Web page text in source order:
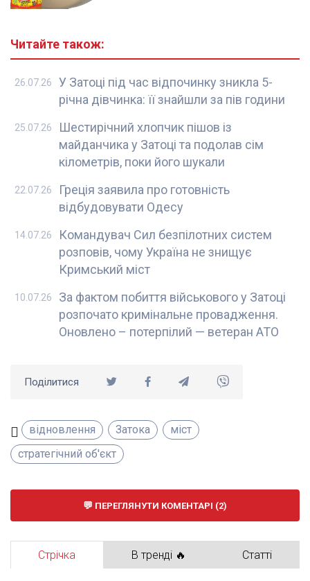
Читайте також:
У Затоці під час відпочинку зникла 5-
річна дівчинка: її знайшли за пів години
26.07.26
Шестирічний хлопчик пішов із
майданчика у Затоці та подолав сім
кілометрів, поки його шукали
25.07.26
Греція заявила про готовність
відбудовувати Одесу
22.07.26
Командувач Сил безпілотних систем
розповів, чому Україна не знищує
Кримський міст
14.07.26
За фактом побиття військового у Затоці
розпочато кримінальне провадження.
Оновлено – потерпілий — ветеран АТО
10.07.26
Поділитися
відновлення Затока
міст
стратегічний об'єкт
ПЕРЕГЛЯНУТИ КОМЕНТАРІ (2)
Стрічка В тренді 🔥 Статті